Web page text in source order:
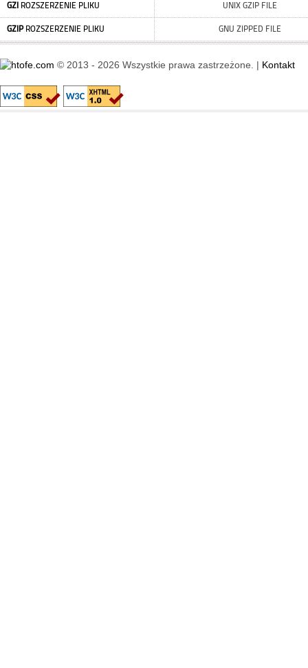
GZI ROZSZERZENIE PLIKU UNIX GZIP FILE
GZIPROZSZERZENIE PLIKU GNU ZIPPED FILE
© 2013 - 2026 Wszystkie prawa zastrzeżone. | Kontakt